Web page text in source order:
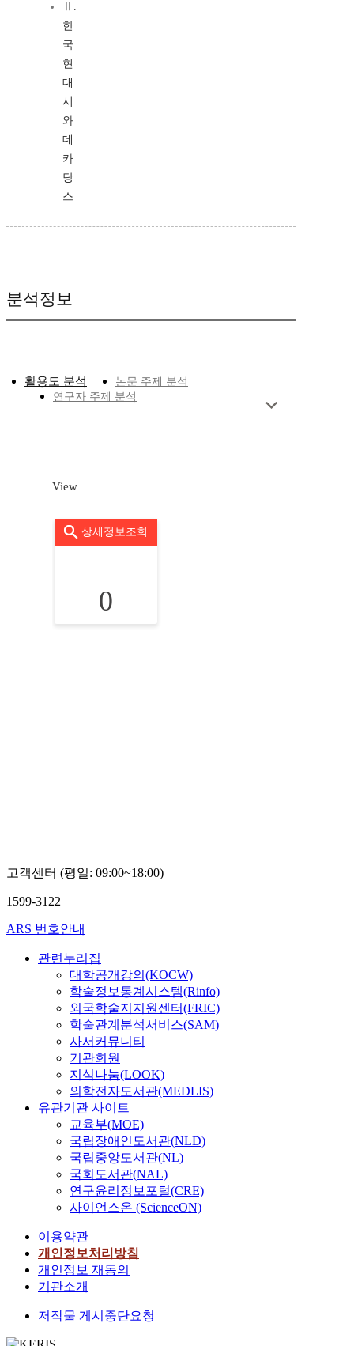
Ⅱ.
한
국
현
대
시
와
데
카
당
스
분석정보
활용도 분석
논문 주제 분석
연구자 주제 분석
View
상세정보조회
0
고객센터 (평일: 09:00~18:00)
1599-3122
ARS 번호안내
관련누리집
대학공개강의(KOCW)
학술정보통계시스템(Rinfo)
외국학술지지원센터(FRIC)
학술관계분석서비스(SAM)
사서커뮤니티
기관회원
지식나눔(LOOK)
의학전자도서관(MEDLIS)
유관기관 사이트
교육부(MOE)
국립장애인도서관(NLD)
국립중앙도서관(NL)
국회도서관(NAL)
연구윤리정보포털(CRE)
사이언스온 (ScienceON)
이용약관
개인정보처리방침
개인정보 재동의
기관소개
저작물 게시중단요청